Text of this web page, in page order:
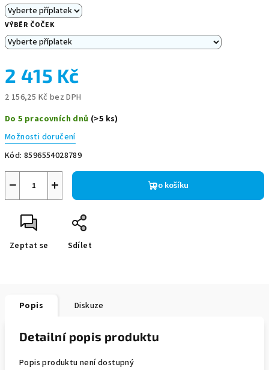
VÝBĚR ČOČEK
2 415 Kč
2 156,25 Kč bez DPH
cena:
Do 5 pracovních dnů (>5 ks)
Možnosti doručení
Kód: 8596554028789
+
− Do košíku
Zeptat se Sdílet
Popis Diskuze
Detailní popis produktu
Popis produktu není dostupný